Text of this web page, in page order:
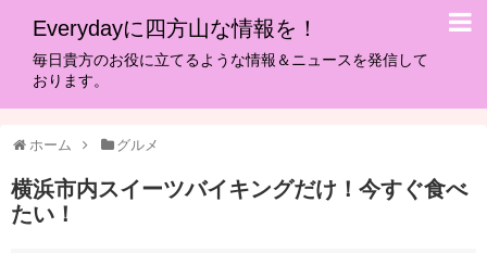
Everydayに四方山な情報を！
毎日貴方のお役に立てるような情報＆ニュースを発信して
おります。
ホーム グルメ
横浜市内スイーツバイキングだけ！今すぐ食べ
たい！